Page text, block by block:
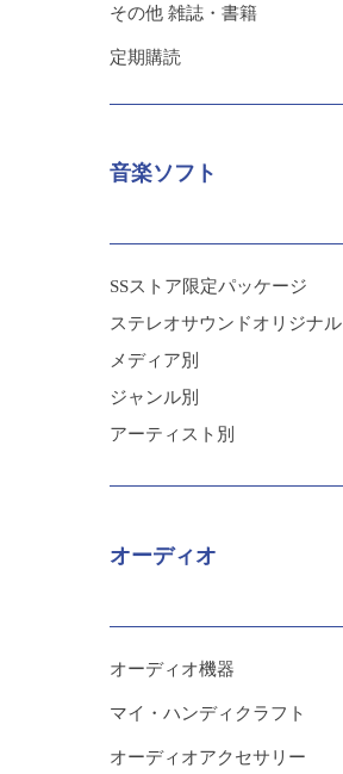
その他 雑誌・書籍
定期購読
音楽ソフト
SSストア限定パッケージ
ステレオサウンドオリジナル
メディア別
ジャンル別
アーティスト別
オーディオ
オーディオ機器
マイ・ハンディクラフト
オーディオアクセサリー